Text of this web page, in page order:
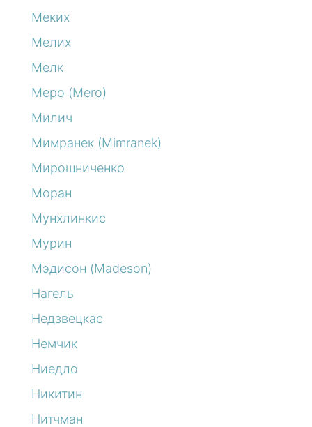
Меких
Мелих
Мелк
Меро (Mero)
Милич
Мимранек (Mimranek)
Мирошниченко
Моран
Мунхлинкис
Мурин
Мэдисон (Madeson)
Нагель
Недзвецкас
Немчик
Ниедло
Никитин
Нитчман